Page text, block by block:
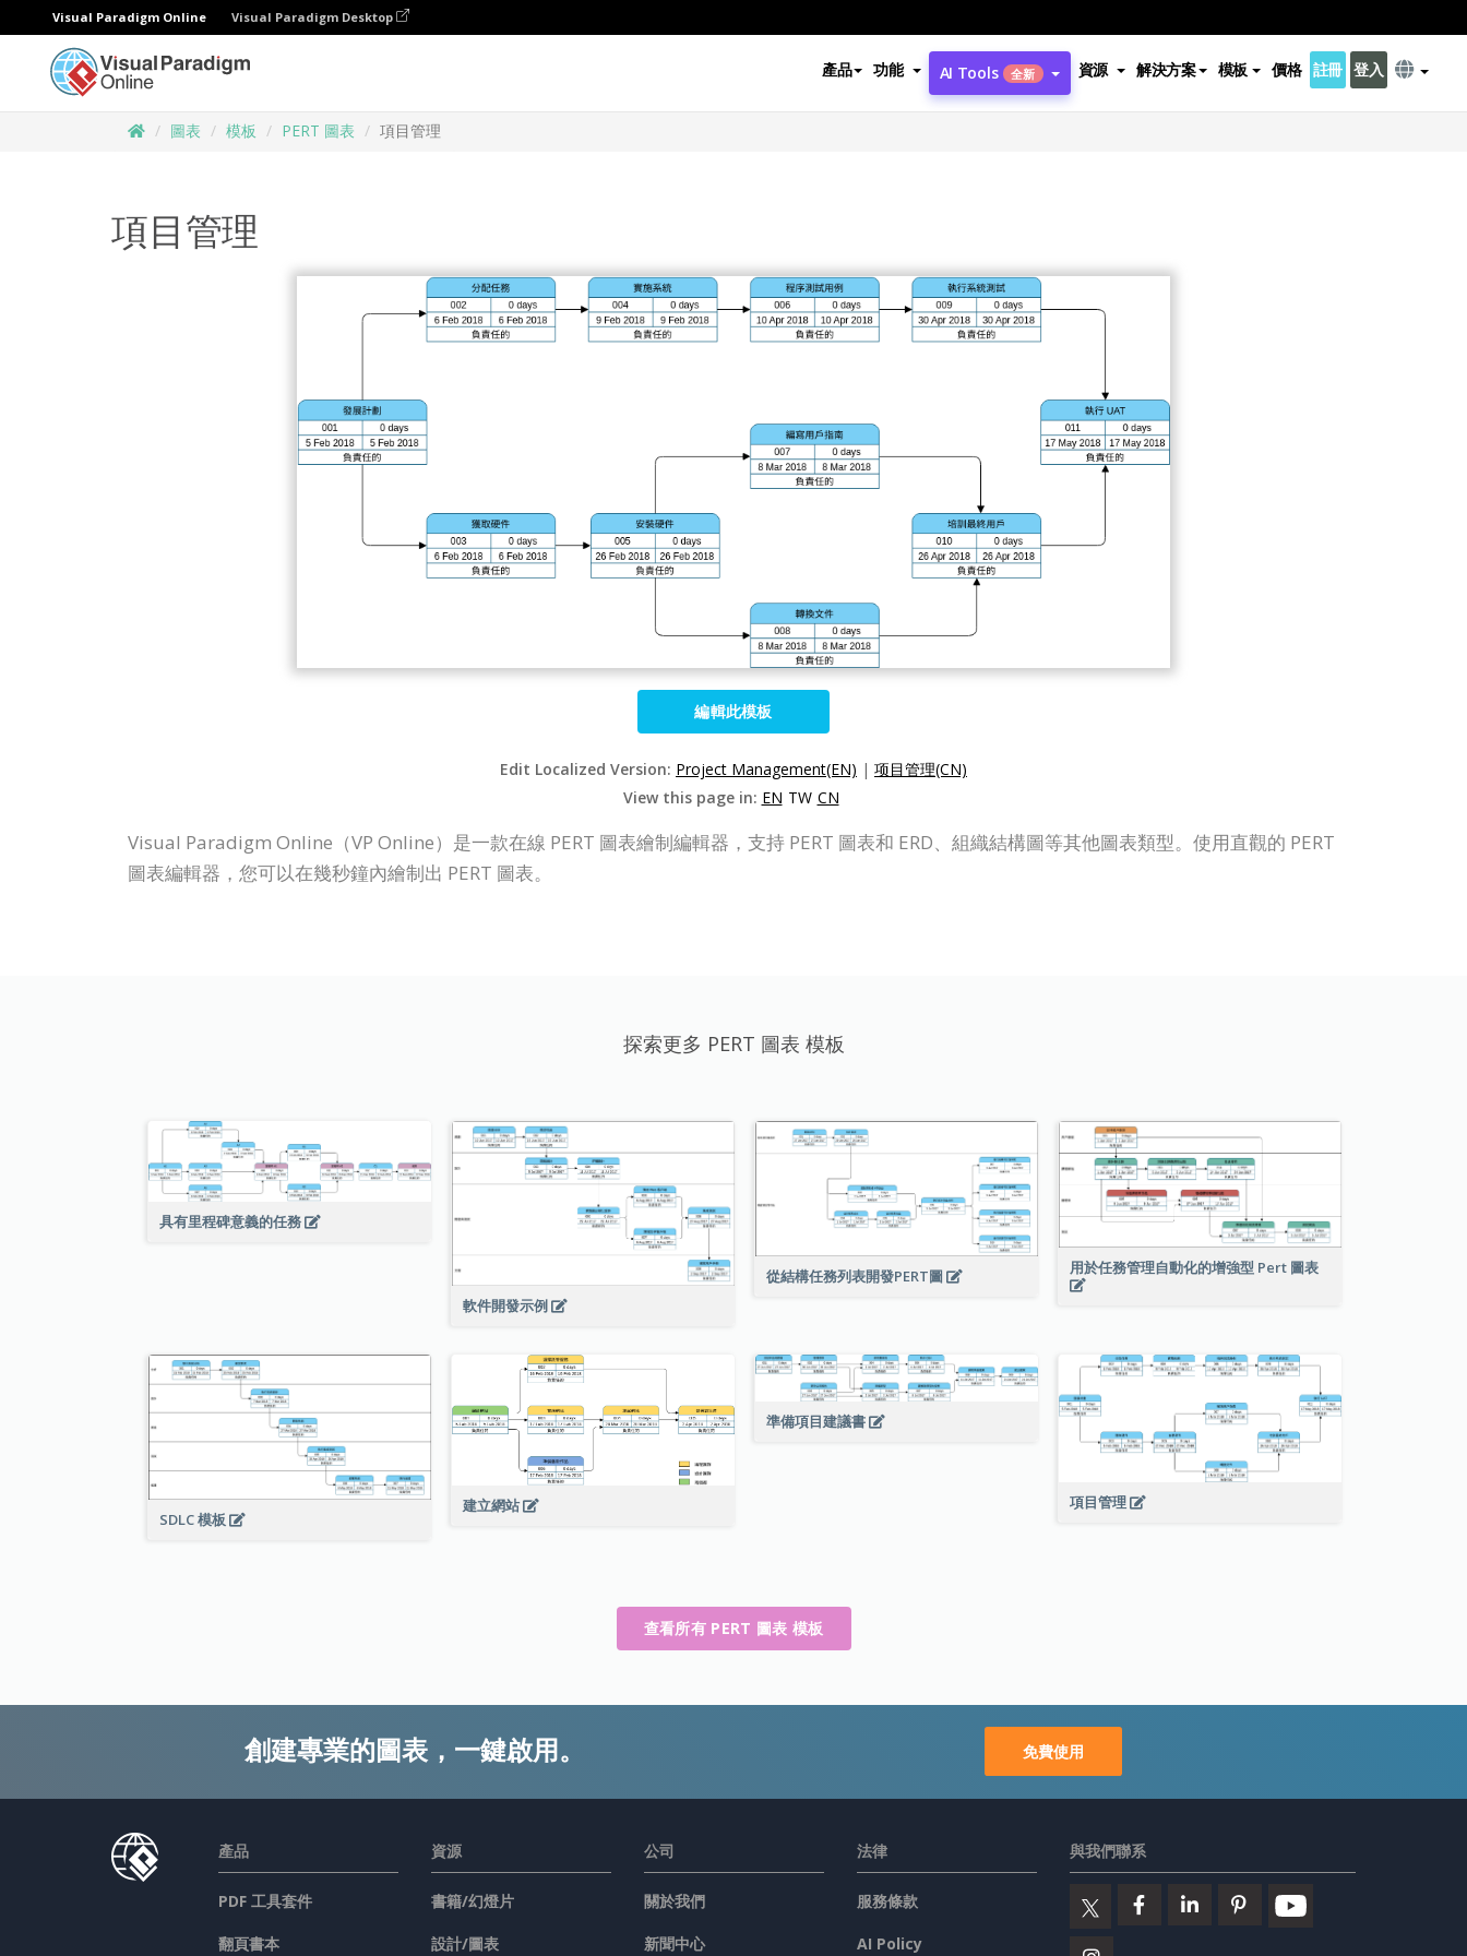
Visual Paradigm Online Visual Paradigm Desktop
產品 功能 AI Tools 全新 資源 解決方案 模板 價格 註冊 登入
圖表 模板 PERT 圖表 項目管理
項目管理
編輯此模板
Edit Localized Version: Project Management(EN) | 项目管理(CN)
View this page in: EN TW CN
Visual Paradigm Online（VP Online）是一款在線 PERT 圖表繪制編輯器，支持 PERT 圖表和 ERD、組織結構圖等其他圖表類型。使用直觀的 PERT
圖表編輯器，您可以在幾秒鐘內繪制出 PERT 圖表。
探索更多 PERT 圖表 模板
具有里程碑意義的任務
軟件開發示例
從結構任務列表開發PERT圖 用於任務管理自動化的增強型 Pert 圖表
SDLC 模板
建立網站
準備項目建議書
項目管理
查看所有 PERT 圖表 模板
創建專業的圖表，一鍵啟用。 免費使用
產品
PDF 工具套件
翻頁書本
資源
書籍/幻燈片
設計/圖表
公司
關於我們
新聞中心
法律
服務條款
AI Policy
與我們聯系